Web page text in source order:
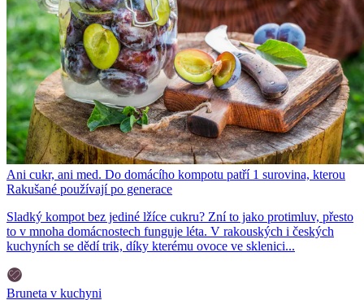
Ani cukr, ani med. Do domácího kompotu patří 1 surovina, kterou
Rakušané používají po generace
Sladký kompot bez jediné lžíce cukru? Zní to jako protimluv, přesto
to v mnoha domácnostech funguje léta. V rakouských i českých
kuchyních se dědí trik, díky kterému ovoce ve sklenici...
Bruneta v kuchyni